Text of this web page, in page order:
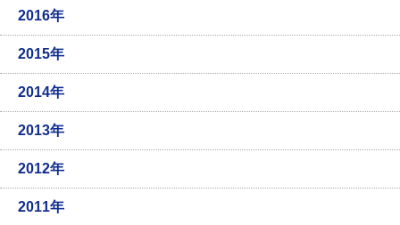
2016年
2015年
2014年
2013年
2012年
2011年